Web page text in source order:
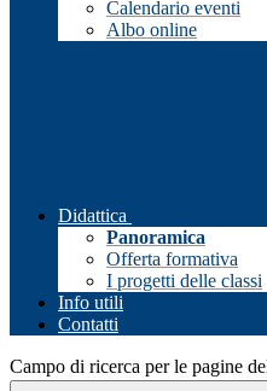
Calendario eventi
Albo online
Didattica
Panoramica
Offerta formativa
I progetti delle classi
Info utili
Contatti
Campo di ricerca per le pagine